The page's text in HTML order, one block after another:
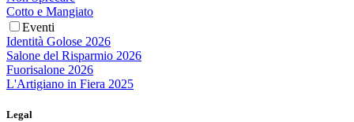
Cotto e Mangiato
Eventi
Identità Golose 2026
Salone del Risparmio 2026
Fuorisalone 2026
L'Artigiano in Fiera 2025
Legal